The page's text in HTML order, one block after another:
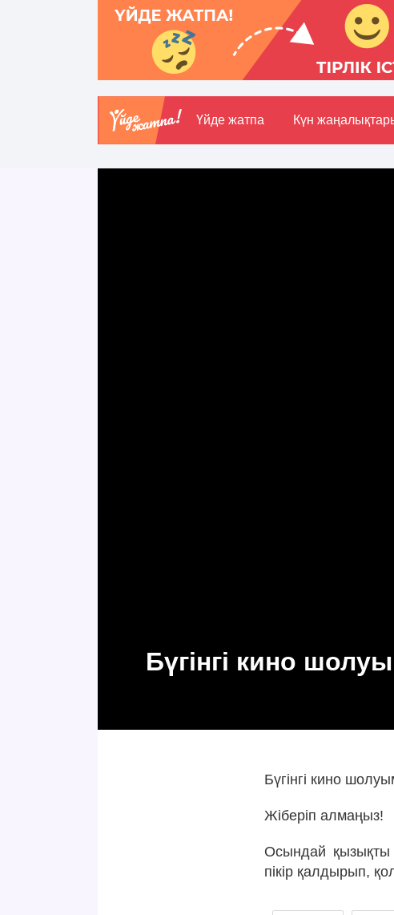
Үйде жатпа Күн
Бүгінгі кино
Бүгінгі кино
Жіберіп алмаңыз!
Осындай қызықты
пікір қалдырып,